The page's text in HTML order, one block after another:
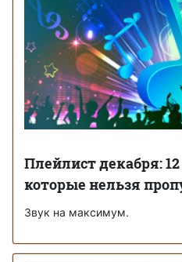
Плейлист декабря:
которые нельзя
Звук на максимум.